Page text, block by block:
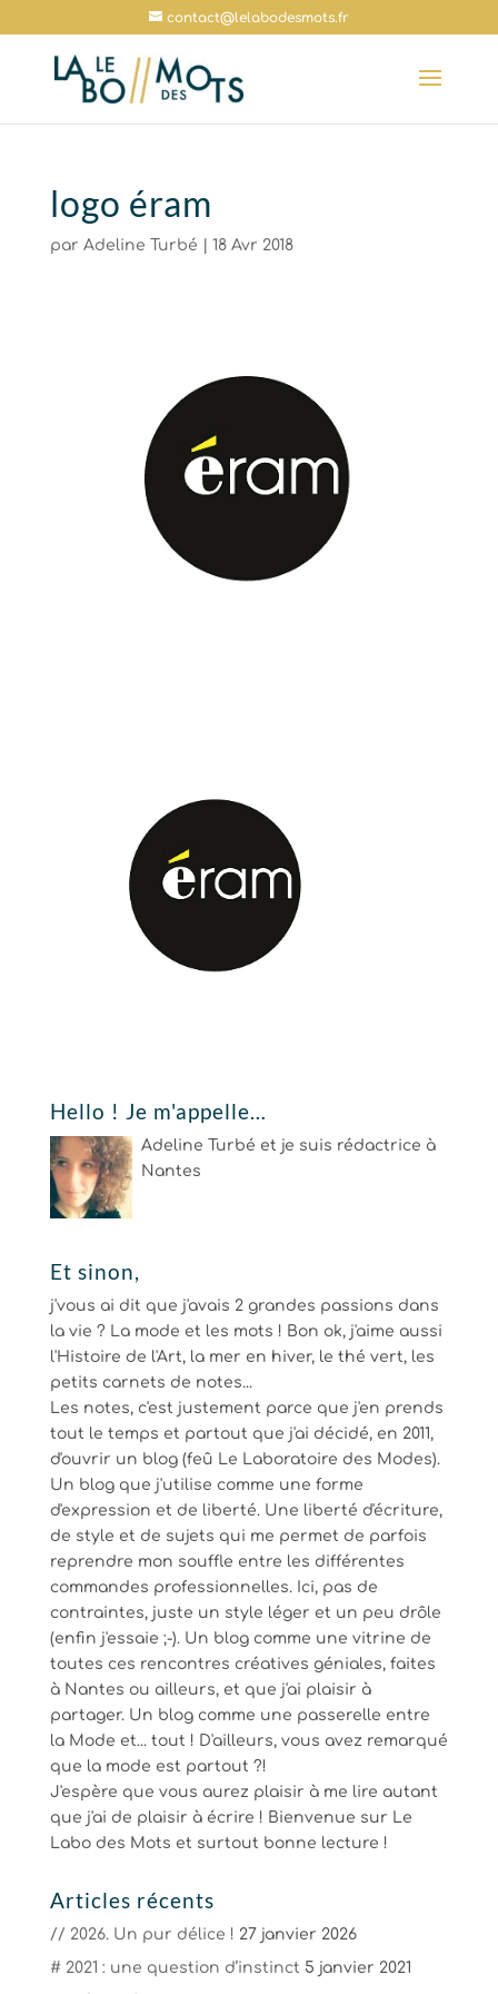
contact@lelabodesmots.fr
logo éram
par Adeline Turbé 18 Avr 2018
Hello ! Je m'appelle…
Adeline Turbé et je suis rédactrice à
Nantes
Et sinon,
j'vous ai dit que j'avais 2 grandes passions dans
la vie ? La mode et les mots ! Bon ok, j'aime aussi
l'Histoire de l'Art, la mer en hiver, le thé vert, les
petits carnets de notes...
Les notes, c'est justement parce que j'en prends
tout le temps et partout que j'ai décidé, en 2011,
d'ouvrir un blog (feû Le Laboratoire des Modes).
Un blog que j'utilise comme une forme
d'expression et de liberté. Une liberté d'écriture,
de style et de sujets qui me permet de parfois
reprendre mon souffle entre les différentes
commandes professionnelles. Ici, pas de
contraintes, juste un style léger et un peu drôle
(enfin j'essaie ;-). Un blog comme une vitrine de
toutes ces rencontres créatives géniales, faites
à Nantes ou ailleurs, et que j'ai plaisir à
partager. Un blog comme une passerelle entre
la Mode et... tout ! D'ailleurs, vous avez remarqué
que la mode est partout ?!
J'espère que vous aurez plaisir à me lire autant
que j'ai de plaisir à écrire ! Bienvenue sur Le
Labo des Mots et surtout bonne lecture !
Articles récents
// 2026. Un pur délice ! 27 janvier 2026
# 2021 : une question d’instinct 5 janvier 2021